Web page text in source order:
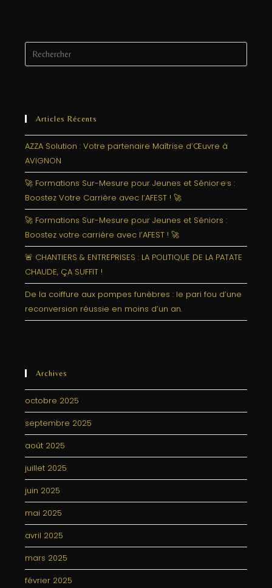
Articles Récents
AZZA Solution : Votre partenaire Maîtrise d’Œuvre à
AVIGNON
🚀 Formations Sur-Mesure pour Jeunes et Sénior·e·s :
Boostez Votre Carrière avec l’AFEST ! 🚀
🚀 Formations Sur-Mesure pour Jeunes et Séniors :
Boostez votre carrière avec l’AFEST ! 🚀
🚨 CHANTIERS & ENTREPRISES : LA POLITIQUE DE LA PATATE
CHAUDE, ÇA SUFFIT !
De la coiffure aux pompes funèbres : le pari fou d’une
reconversion réussie en moins d’un an.
Archives
octobre 2025
septembre 2025
août 2025
juillet 2025
juin 2025
mai 2025
avril 2025
mars 2025
février 2025